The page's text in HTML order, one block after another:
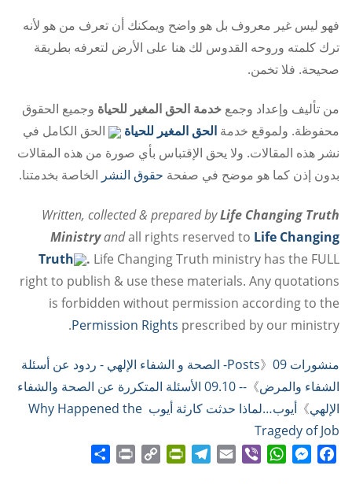
فهو ليس غير معروف بل هو واضح ويمكنك أن تعرف من هو لأنه
ترك كلمته وروحه القدوس لك هنا على الأرض لتعرفه بطريقة
صحيحة. فلا تخمن.
من تأليف وإعداد وجمع خدمة الحق المغير للحياة وجميع الحقوق
محفوظة. ولموقع خدمة الحق المغير للحياة
الحق الكامل في
نشر هذه المقالات. ولا يحق الإقتباس بأي صورة من هذه المقالات
بدون إذن كما هو موضح في صفحة حقوق النشر الخاصة بخدمتنا.
Written, collected & prepared byLife Changing Truth
Ministryandall rights reserved to Life Changing
Truth
. Life Changing Truth ministry has the FULL
right to publish & use these materials. Any quotations
is forbidden without permission according to the
Permission Rights prescribed by our ministry.
منشورات Posts 》
09- الصحة و الشفاء الإلهي - ردود عن أسئلة
الشفاء والمرض》
-- 09.10 الأسئلة المتكررة عن الصحة والشفاء
الإلهي》
أيوب…لماذا حدثت كارثة أيوب Why Happened the
Tragedy of Job